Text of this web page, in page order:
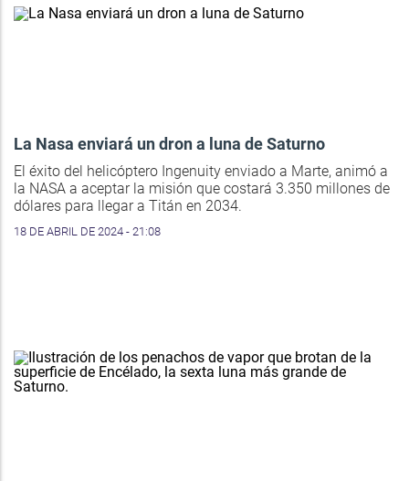
La Nasa enviará un dron a luna de Saturno
El éxito del helicóptero Ingenuity enviado a Marte, animó a
la NASA a aceptar la misión que costará 3.350 millones de
dólares para llegar a Titán en 2034.
18 DE ABRIL DE 2024 - 21:08